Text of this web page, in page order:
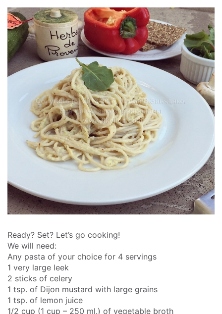
Ready? Set? Let’s go cooking!
We will need:
Any pasta of your choice for 4 servings
1 very large leek
2 sticks of celery
1 tsp. of Dijon mustard with large grains
1 tsp. of lemon juice
1/2 cup (1 cup – 250 ml.) of vegetable broth